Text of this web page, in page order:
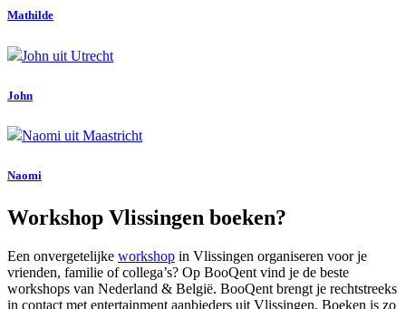
Mathilde
John
Naomi
Workshop Vlissingen boeken?
Een onvergetelijke workshop in Vlissingen organiseren voor je
vrienden, familie of collega’s? Op BooQent vind je de beste
workshops van Nederland & België. BooQent brengt je rechtstreeks
in contact met entertainment aanbieders uit Vlissingen. Boeken is zo